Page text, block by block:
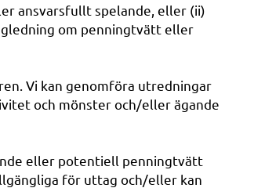
ansvarsfullt spelande, eller (ii)
om penningtvätt eller
Vi kan genomföra utredningar
och mönster och/eller ägande
eller potentiell penningtvätt
för uttag och/eller kan